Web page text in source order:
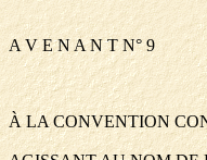
A V E N A N T N° 9
À LA CONVENTION